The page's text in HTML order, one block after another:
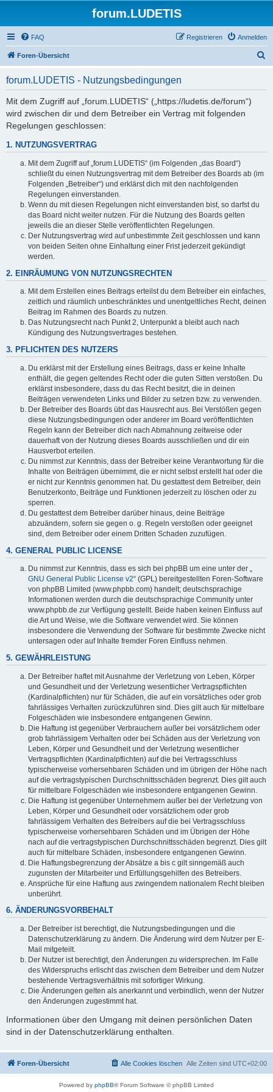
forum.LUDETIS
FAQ Anmelden
Registrieren
Foren-Übersicht
forum.LUDETIS - Nutzungsbedingungen
Mit dem Zugriff auf „forum.LUDETIS“ („https://ludetis.de/forum“)
wird zwischen dir und dem Betreiber ein Vertrag mit folgenden
Regelungen geschlossen:
1. NUTZUNGSVERTRAG
Mit dem Zugriff auf „forum.LUDETIS“ (im Folgenden „das Board“)
schließt du einen Nutzungsvertrag mit dem Betreiber des Boards ab (im
Folgenden „Betreiber“) und erklärst dich mit den nachfolgenden
Regelungen einverstanden.
Wenn du mit diesen Regelungen nicht einverstanden bist, so darfst du
das Board nicht weiter nutzen. Für die Nutzung des Boards gelten
jeweils die an dieser Stelle veröffentlichten Regelungen.
Der Nutzungsvertrag wird auf unbestimmte Zeit geschlossen und kann
von beiden Seiten ohne Einhaltung einer Frist jederzeit gekündigt
werden.
2. EINRÄUMUNG VON NUTZUNGSRECHTEN
Mit dem Erstellen eines Beitrags erteilst du dem Betreiber ein einfaches,
zeitlich und räumlich unbeschränktes und unentgeltliches Recht, deinen
Beitrag im Rahmen des Boards zu nutzen.
Das Nutzungsrecht nach Punkt 2, Unterpunkt a bleibt auch nach
Kündigung des Nutzungsvertrages bestehen.
3. PFLICHTEN DES NUTZERS
Du erklärst mit der Erstellung eines Beitrags, dass er keine Inhalte
enthält, die gegen geltendes Recht oder die guten Sitten verstoßen. Du
erklärst insbesondere, dass du das Recht besitzt, die in deinen
Beiträgen verwendeten Links und Bilder zu setzen bzw. zu verwenden.
Der Betreiber des Boards übt das Hausrecht aus. Bei Verstößen gegen
diese Nutzungsbedingungen oder anderer im Board veröffentlichten
Regeln kann der Betreiber dich nach Abmahnung zeitweise oder
dauerhaft von der Nutzung dieses Boards ausschließen und dir ein
Hausverbot erteilen.
Du nimmst zur Kenntnis, dass der Betreiber keine Verantwortung für die
Inhalte von Beiträgen übernimmt, die er nicht selbst erstellt hat oder die
er nicht zur Kenntnis genommen hat. Du gestattest dem Betreiber, dein
Benutzerkonto, Beiträge und Funktionen jederzeit zu löschen oder zu
sperren.
Du gestattest dem Betreiber darüber hinaus, deine Beiträge
abzuändern, sofern sie gegen o. g. Regeln verstoßen oder geeignet
sind, dem Betreiber oder einem Dritten Schaden zuzufügen.
4. GENERAL PUBLIC LICENSE
Du nimmst zur Kenntnis, dass es sich bei phpBB um eine unter der „
GNU General Public License v2“ (GPL) bereitgestellten Foren-Software
von phpBB Limited (www.phpbb.com) handelt; deutschsprachige
Informationen werden durch die deutschsprachige Community unter
www.phpbb.de zur Verfügung gestellt. Beide haben keinen Einfluss auf
die Art und Weise, wie die Software verwendet wird. Sie können
insbesondere die Verwendung der Software für bestimmte Zwecke nicht
untersagen oder auf Inhalte fremder Foren Einfluss nehmen.
5. GEWÄHRLEISTUNG
Der Betreiber haftet mit Ausnahme der Verletzung von Leben, Körper
und Gesundheit und der Verletzung wesentlicher Vertragspflichten
(Kardinalpflichten) nur für Schäden, die auf ein vorsätzliches oder grob
fahrlässiges Verhalten zurückzuführen sind. Dies gilt auch für mittelbare
Folgeschäden wie insbesondere entgangenen Gewinn.
Die Haftung ist gegenüber Verbrauchern außer bei vorsätzlichem oder
grob fahrlässigem Verhalten oder bei Schäden aus der Verletzung von
Leben, Körper und Gesundheit und der Verletzung wesentlicher
Vertragspflichten (Kardinalpflichten) auf die bei Vertragsschluss
typischerweise vorhersehbaren Schäden und im übrigen der Höhe nach
auf die vertragstypischen Durchschnittsschäden begrenzt. Dies gilt auch
für mittelbare Folgeschäden wie insbesondere entgangenen Gewinn.
Die Haftung ist gegenüber Unternehmern außer bei der Verletzung von
Leben, Körper und Gesundheit oder vorsätzlichem oder grob
fahrlässigem Verhalten des Betreibers auf die bei Vertragsschluss
typischerweise vorhersehbaren Schäden und im Übrigen der Höhe
nach auf die vertragstypischen Durchschnittsschäden begrenzt. Dies gilt
auch für mittelbare Schäden, insbesondere entgangenen Gewinn.
Die Haftungsbegrenzung der Absätze a bis c gilt sinngemäß auch
zugunsten der Mitarbeiter und Erfüllungsgehilfen des Betreibers.
Ansprüche für eine Haftung aus zwingendem nationalem Recht bleiben
unberührt.
6. ÄNDERUNGSVORBEHALT
Der Betreiber ist berechtigt, die Nutzungsbedingungen und die
Datenschutzerklärung zu ändern. Die Änderung wird dem Nutzer per E-
Mail mitgeteilt.
Der Nutzer ist berechtigt, den Änderungen zu widersprechen. Im Falle
des Widerspruchs erlischt das zwischen dem Betreiber und dem Nutzer
bestehende Vertragsverhältnis mit sofortiger Wirkung.
Die Änderungen gelten als anerkannt und verbindlich, wenn der Nutzer
den Änderungen zugestimmt hat.
Informationen über den Umgang mit deinen persönlichen Daten
sind in der Datenschutzerklärung enthalten.
Foren-Übersicht Alle Zeiten sind UTC+02:00
Alle Cookies löschen
Powered by phpBB® Forum Software © phpBB Limited